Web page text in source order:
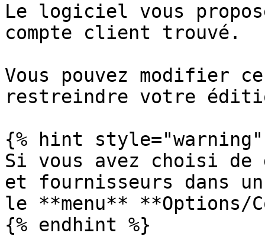
Le logiciel vous
compte client trouvé.
Vous pouvez modifier
restreindre votre
{% hint style="warning"
Si vous avez choisi
et fournisseurs dans
le **menu** **Options/
{% endhint %}